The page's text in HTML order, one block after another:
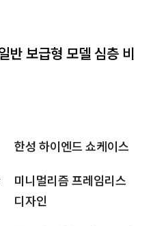
반 보급형 모델 심층 비
한성 하이엔드 쇼케이스
미니멀리즘 프레임리스
디자인